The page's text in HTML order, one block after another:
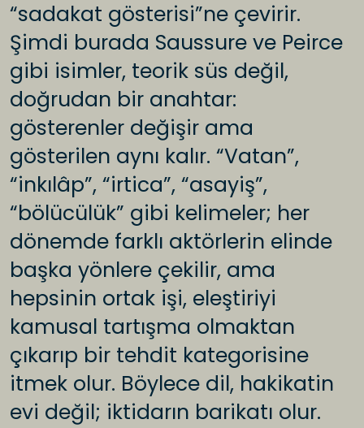
“sadakat gösterisi”ne çevirir.
Şimdi burada Saussure ve Peirce
gibi isimler, teorik süs değil,
doğrudan bir anahtar:
gösterenler değişir ama
gösterilen aynı kalır. “Vatan”,
“inkılâp”, “irtica”, “asayiş”,
“bölücülük” gibi kelimeler; her
dönemde farklı aktörlerin elinde
başka yönlere çekilir, ama
hepsinin ortak işi, eleştiriyi
kamusal tartışma olmaktan
çıkarıp bir tehdit kategorisine
itmek olur. Böylece dil, hakikatin
evi değil; iktidarın barikatı olur.